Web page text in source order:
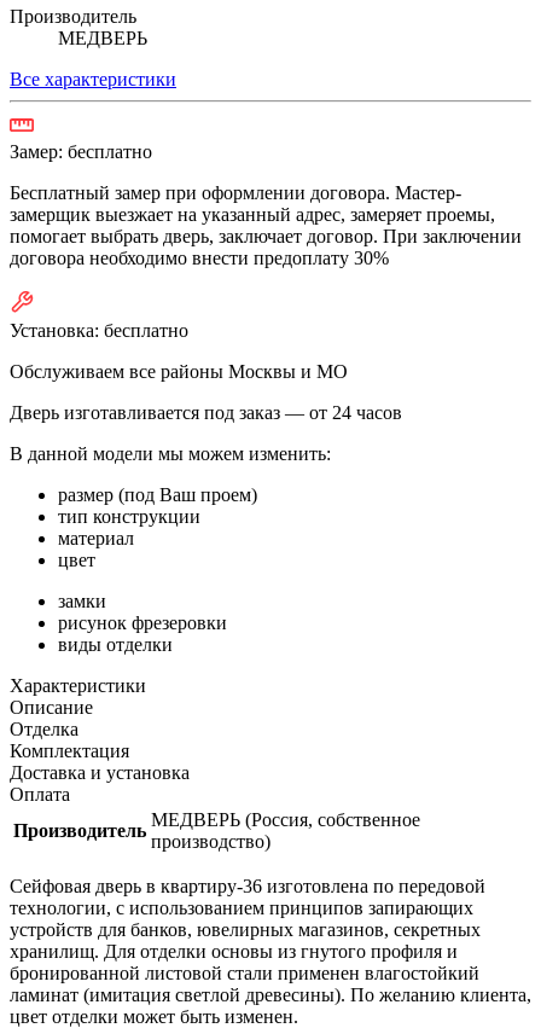
Производитель
МЕДВЕРЬ
Все характеристики
Замер: бесплатно
Бесплатный замер при оформлении договора. Мастер-
замерщик выезжает на указанный адрес, замеряет проемы,
помогает выбрать дверь, заключает договор. При заключении
договора необходимо внести предоплату 30%
Установка: бесплатно
Обслуживаем все районы Москвы и МО
Дверь изготавливается под заказ — от 24 часов
В данной модели мы можем изменить:
размер (под Ваш проем)
тип конструкции
материал
цвет
замки
рисунок фрезеровки
виды отделки
Характеристики
Описание
Отделка
Комплектация
Доставка и установка
Оплата
Производитель
МЕДВЕРЬ (Россия, собственное
производство)
Сейфовая дверь в квартиру-36 изготовлена по передовой
технологии, с использованием принципов запирающих
устройств для банков, ювелирных магазинов, секретных
хранилищ. Для отделки основы из гнутого профиля и
бронированной листовой стали применен влагостойкий
ламинат (имитация светлой древесины). По желанию клиента,
цвет отделки может быть изменен.